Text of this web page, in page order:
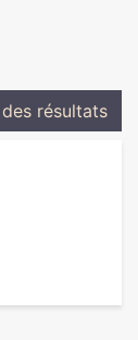
résultats